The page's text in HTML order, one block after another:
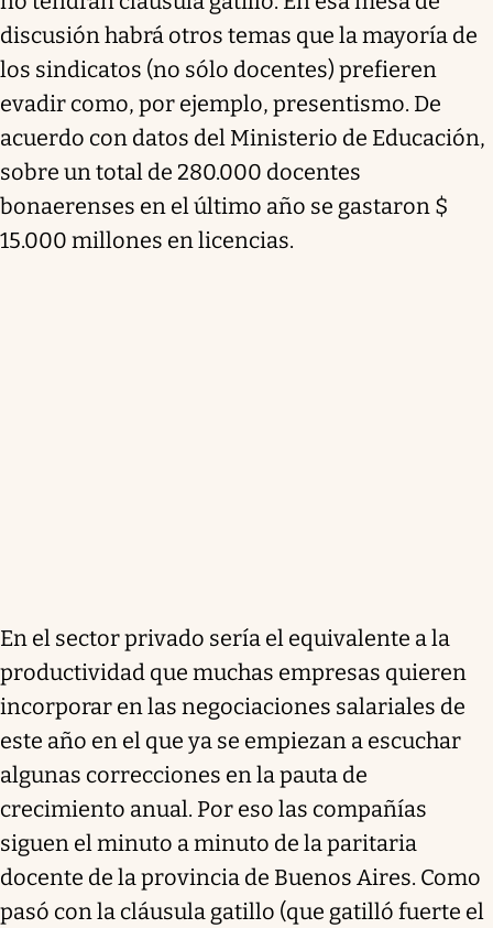
discusión habrá otros temas que la mayoría de
los sindicatos (no sólo docentes) prefieren
evadir como, por ejemplo, presentismo. De
acuerdo con datos del Ministerio de Educación,
sobre un total de 280.000 docentes
bonaerenses en el último año se gastaron $
15.000 millones en licencias.
En el sector privado sería el equivalente a la
productividad que muchas empresas quieren
incorporar en las negociaciones salariales de
este año en el que ya se empiezan a escuchar
algunas correcciones en la pauta de
crecimiento anual. Por eso las compañías
siguen el minuto a minuto de la paritaria
docente de la provincia de Buenos Aires. Como
pasó con la cláusula gatillo (que gatilló fuerte el